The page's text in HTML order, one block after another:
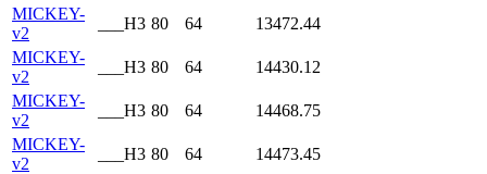
MICKEY-
v2
___H3 80 64
13472.44
MICKEY-
v2
___H3 80 64
14430.12
MICKEY-
v2
___H3 80 64
14468.75
MICKEY-
v2
___H3 80 64
14473.45